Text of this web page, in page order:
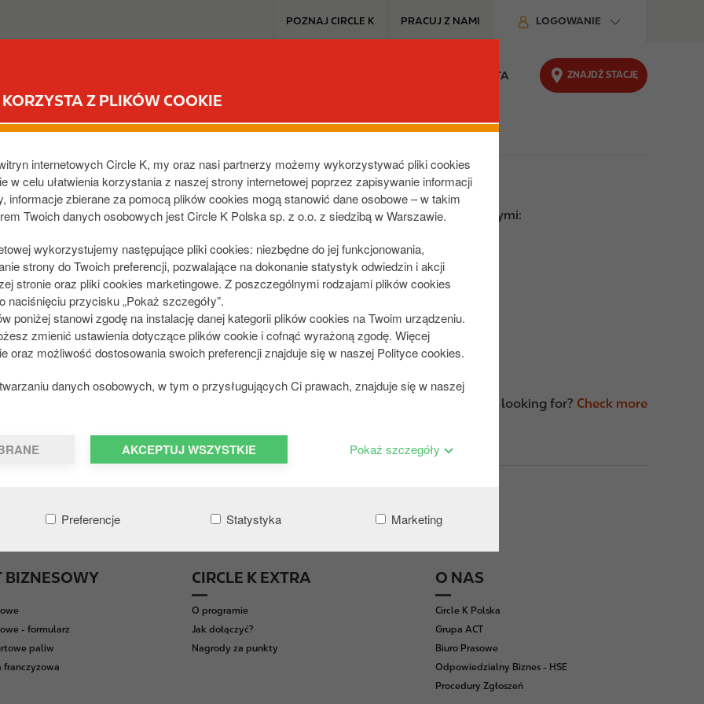
Z PLIKÓW COOKIE
internetowych Circle K, my oraz nasi partnerzy możemy wykorzystywać pliki cookies
w celu ułatwienia korzystania z naszej strony internetowej poprzez zapisywanie informacji
informacje zbierane za pomocą plików cookies mogą stanowić dane osobowe – w takim
Twoich danych osobowych jest Circle K Polska sp. z o.o. z siedzibą w Warszawie.
wykorzystujemy następujące pliki cookies: niezbędne do jej funkcjonowania,
strony do Twoich preferencji, pozwalające na dokonanie statystyk odwiedzin i akcji
stronie oraz pliki cookies marketingowe. Z poszczególnymi rodzajami plików cookies
naciśnięciu przycisku „Pokaż szczegóły”.
poniżej stanowi zgodę na instalację danej kategorii plików cookies na Twoim urządzeniu.
zmienić ustawienia dotyczące plików cookie i cofnąć wyrażoną zgodę. Więcej
oraz możliwość dostosowania swoich preferencji znajduje się w naszej Polityce cookies.
danych osobowych, w tym o przysługujących Ci prawach, znajduje się w naszej
AKCEPTUJ WSZYSTKIE Pokaż szczegóły
Preferencje Statystyka Marketing
i
e
s
s
m
n
u
POZNAJ CIRCLE K PRACUJ Z NAMI LOGOWANIE
STREFA KLIENTA ZNAJDŹ STACJĘ
z podmiotem posiadającym osobowość prawną (firmą).
bezpieczeństwa dla każdego miejsca rozładunku. Audyt sprawdza między innymi:​
szerokość placu manewrowego i inne)
odpowiednie przyłącze - typ VK50)​
z Przedstawicielem Handlowym.
paliwa@circlekeurope.com
Didn't find what you were looking for? Check more
BIZNESOWY
- formularz
paliw
franczyzowa
CIRCLE K EXTRA
O programie
Jak dołączyć?
Nagrody za punkty
O NAS
Circle K Polska
Grupa ACT
Biuro Prasowe
Odpowiedzialny Biznes - HSE
Procedury Zgłoszeń